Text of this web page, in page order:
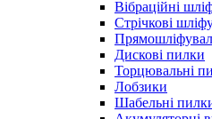
Вібраційні
Стрічкові
Дискові пилки
Торцювальні
Лобзики
Шабельні